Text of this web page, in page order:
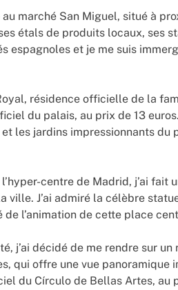
marché San Miguel, situé à
étals de produits locaux, ses
espagnoles et je me suis
résidence officielle de la
du palais, au prix de 13
les jardins impressionnants du
centre de Madrid, j’ai fait
ville. J’ai admiré la célèbre
l’animation de cette place
j’ai décidé de me rendre sur
qui offre une vue panoramique
du Círculo de Bellas Artes, au